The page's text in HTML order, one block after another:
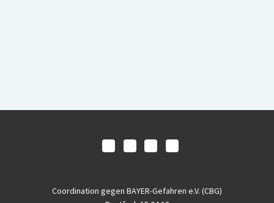
Coordination gegen BAYER-Gefahren e.V. (CBG)